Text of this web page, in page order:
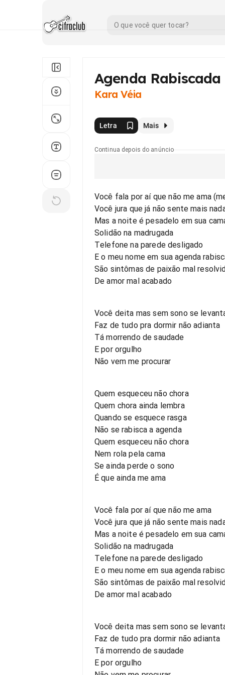
Agenda Rabiscada
Kara Véia
Letra Mais
Continua depois do anúncio
Você fala por aí que não me ama
Você jura que já não sente mais
Mas a noite é pesadelo em sua
Solidão na madrugada
Telefone na parede desligado
E o meu nome em sua agenda
São sintômas de paixão mal
De amor mal acabado
Você deita mas sem sono se
Faz de tudo pra dormir não adianta
Tá morrendo de saudade
E por orgulho
Não vem me procurar
Quem esqueceu não chora
Quem chora ainda lembra
Quando se esquece rasga
Não se rabisca a agenda
Quem esqueceu não chora
Nem rola pela cama
Se ainda perde o sono
É que ainda me ama
Você fala por aí que não me ama
Você jura que já não sente mais
Mas a noite é pesadelo em sua
Solidão na madrugada
Telefone na parede desligado
E o meu nome em sua agenda
São sintômas de paixão mal
De amor mal acabado
Você deita mas sem sono se
Faz de tudo pra dormir não adianta
Tá morrendo de saudade
E por orgulho